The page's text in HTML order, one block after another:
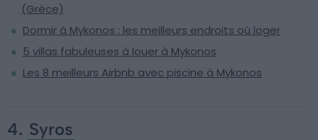
(Grèce)
Dormir à Mykonos : les meilleurs endroits où loger
5 villas fabuleuses à louer à Mykonos
Les 8 meilleurs Airbnb avec piscine à Mykonos
4. Syros